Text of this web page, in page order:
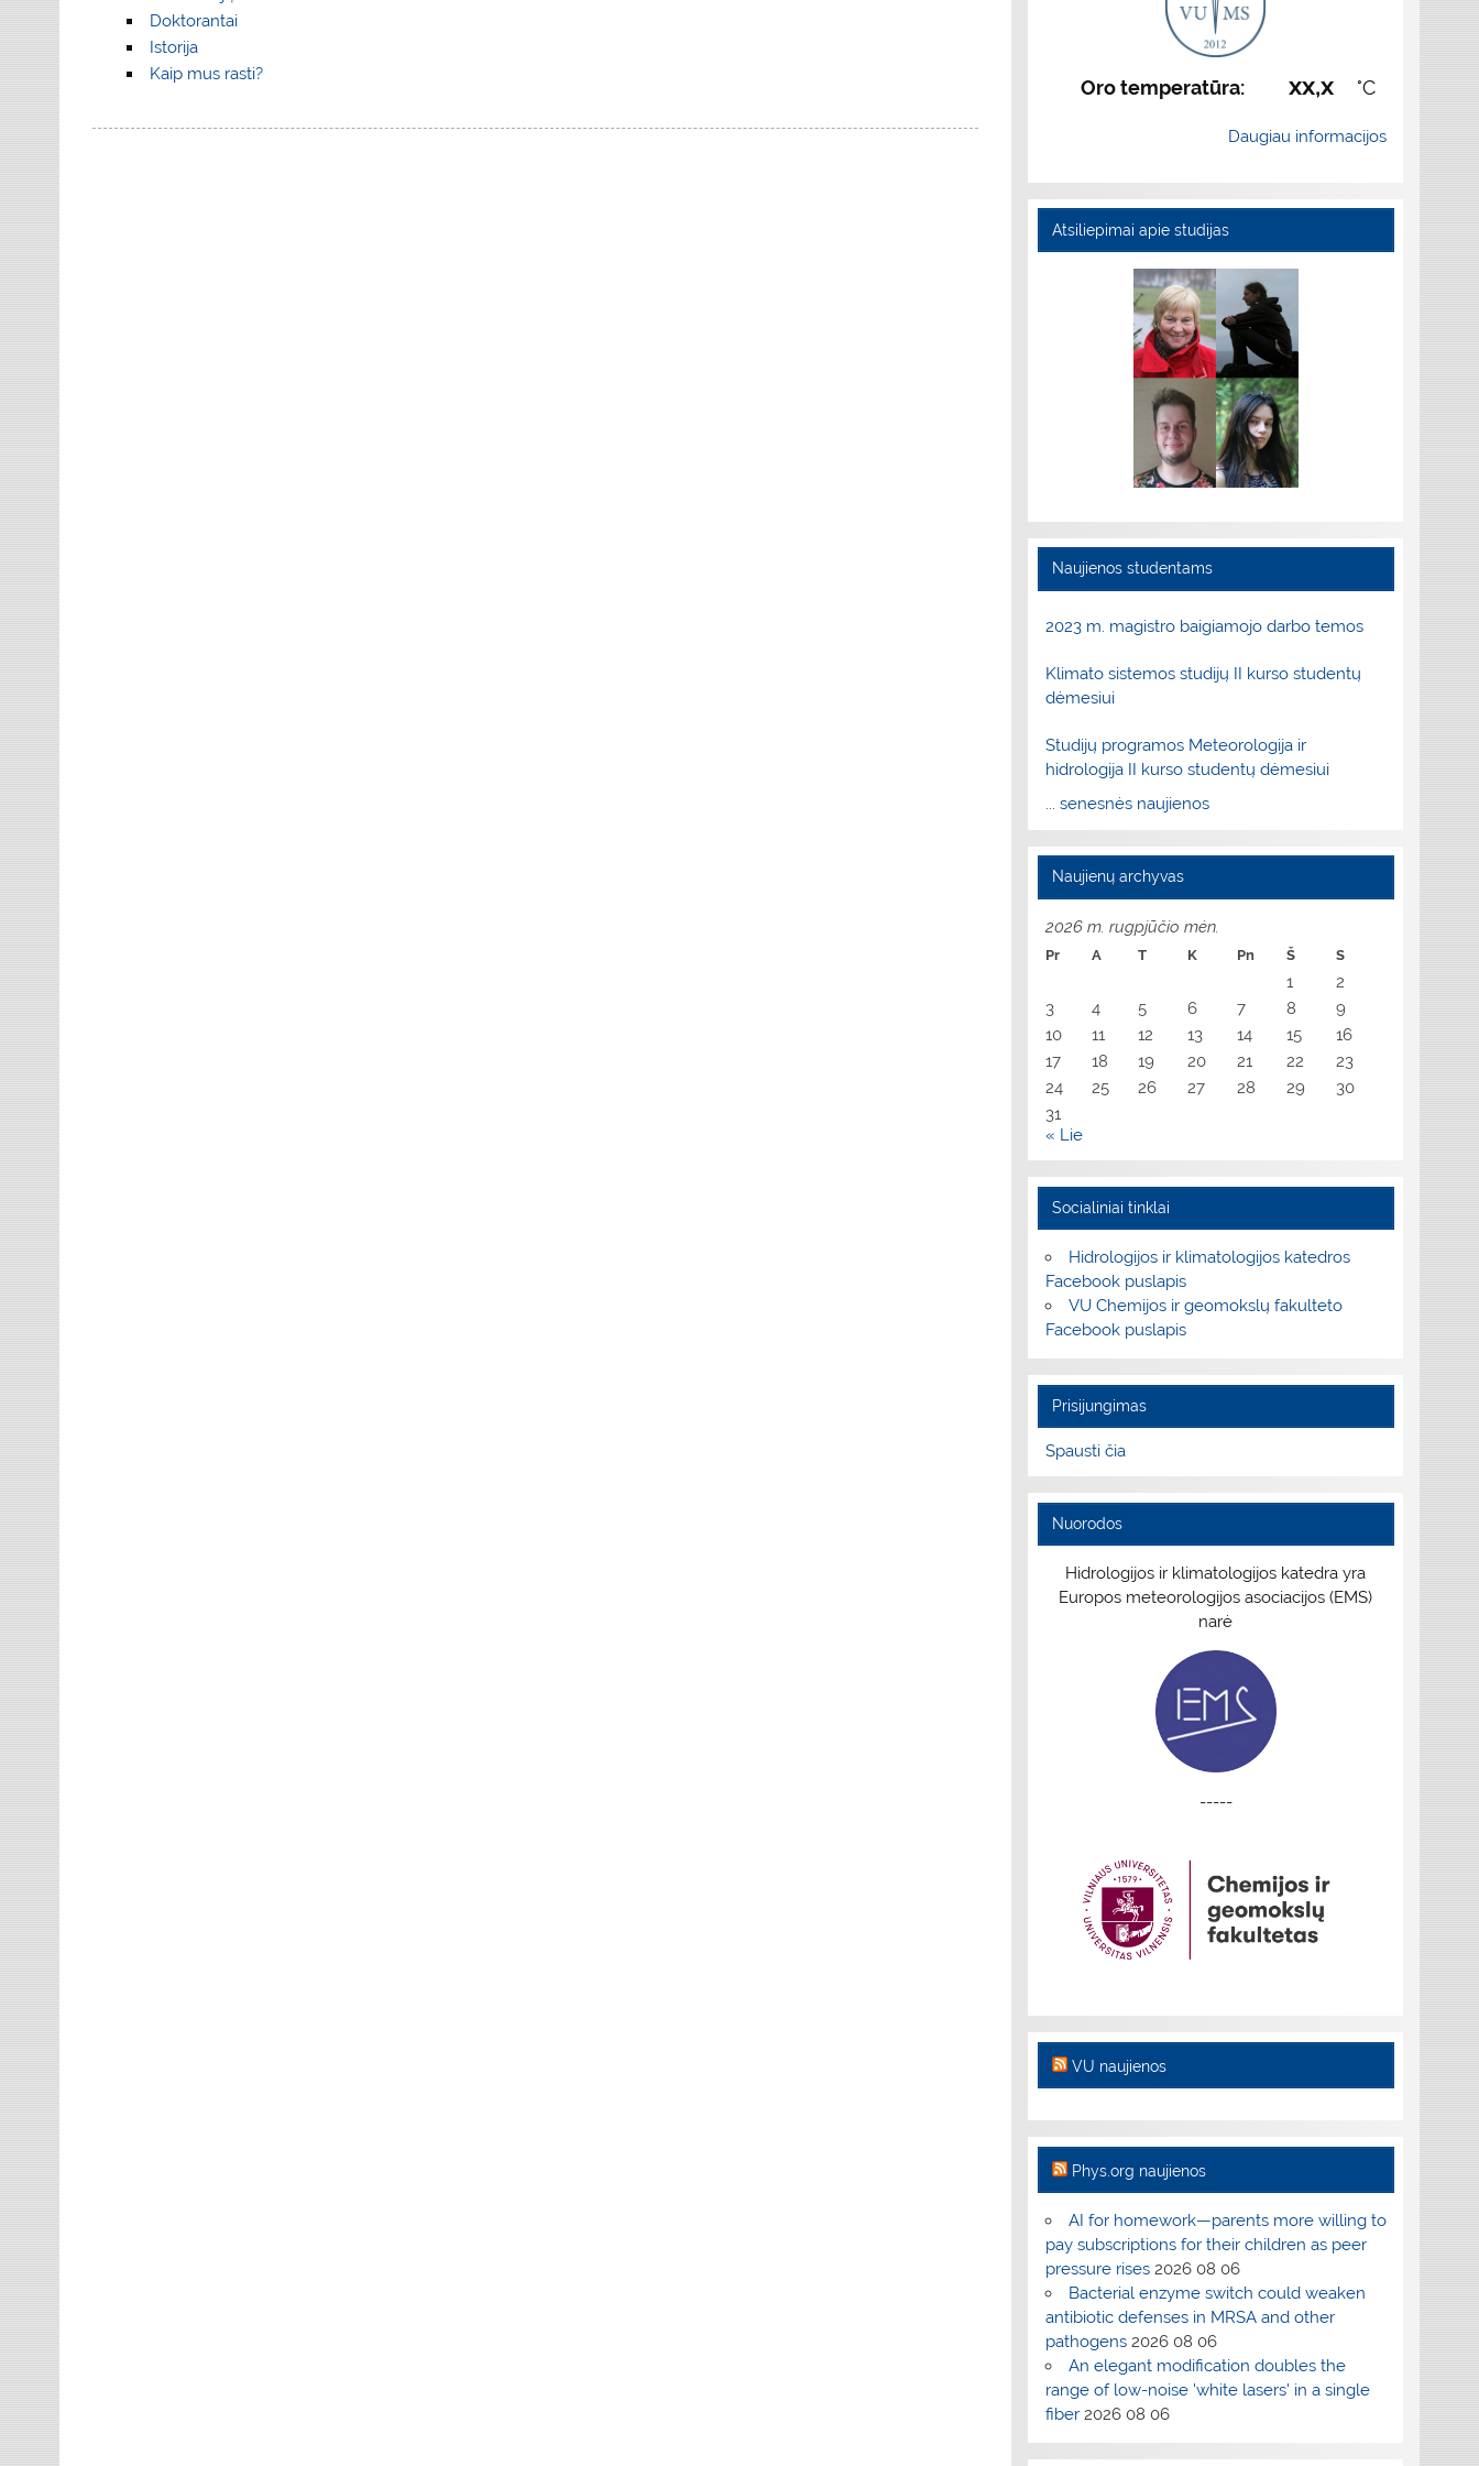
Doktorantai
Istorija
Kaip mus rasti?
Oro temperatūra: xx,x °C
Daugiau informacijos
Atsiliepimai apie studijas
Naujienos studentams
2023 m. magistro baigiamojo darbo temos
Klimato sistemos studijų II kurso studentų
dėmesiui
Studijų programos Meteorologija ir
hidrologija II kurso studentų dėmesiui
... senesnės naujienos
Naujienų archyvas
2026 m. rugpjūčio mėn.
Pr A T K Pn Š S
1
2
3
4 5 6 7 8
9
10
11 12 13 14 15
16
17
18 19 20 21 22
23
24
25 26 27 28 29
30
31
« Lie
Socialiniai tinklai
Hidrologijos ir klimatologijos katedros
Facebook puslapis
VU Chemijos ir geomokslų fakulteto
Facebook puslapis
Prisijungimas
Spausti čia
Nuorodos
Hidrologijos ir klimatologijos katedra yra
Europos meteorologijos asociacijos (EMS)
narė
-----
VU naujienos
Phys.org naujienos
AI for homework—parents more willing to
pay subscriptions for their children as peer
pressure rises 2026 08 06
Bacterial enzyme switch could weaken
antibiotic defenses in MRSA and other
pathogens 2026 08 06
An elegant modification doubles the
range of low-noise 'white lasers' in a single
fiber 2026 08 06